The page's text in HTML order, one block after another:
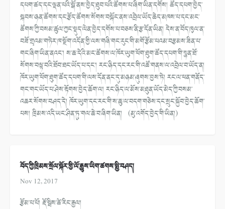
དཔག་ཚད་དང་ལྡན་པའི་སྒོ་ནས་བྱེད་ཐུབ་པའི་ཚོགས་པ་ཞིག་ཡིན་དགོས། ཚོད་དཔག་བྱེད་
སྐབས་ཉན་ཚོགས་དང་རྩོད་ཚོགས་སོགས་བསྐོང་ནས་འབྲེལ་ཡོད་ཆེད་མཁས་པ་དང་མང་
ཚོགས་ཀྱི་བསམ་ཚུལ་ཀྱང་སྡུད་ལེན་བྱེད་དགོས་པ་བཅས་ནི་རྩ་དོན་ཡིན། དེས་ན་བོད་ཁུལ་ན་
བཟོ་གྲྭའམ་གཏེར་ཁ་སྔོག་འདོན་གྱི་ལས་གཞི་གང་རུང་གི་མགོ་རྩོམ་པའམ་བརྩམས་ཟིན་པ་
གང་ཞིག་ཡིན་ནའང་། ས་ཆ་དེའི་མང་ཚོགས་ལ་ཁོར་ཡུག་ཕོག་ཐུག་ཚོད་དཔག་གི་སྙན་ཐོ་
སོགས་བལྟ་བའི་ཐོབ་ཐང་ཡོད་པ་དང་། རང་ཉིད་དང་རང་གི་འཚོ་གནས་ལ་འབྲེལ་བ་ཡོད་ན།
ཁོར་ཡུག་ཕོག་ཐུག་ཚོད་དཔག་གི་ལས་དོན་ནང་དུ་མཉམ་ཞུགས་བྱས་ཏེ། རང་ལ་ཕན་གནོད་
གང་གང་ཡོད་པ་ཤེས་རྟོགས་བྱེད་ཆོག་ལ། རང་ཉིད་ལ་མོས་མཐུན་ཡོད་མེད་ཀྱི་བསམ་
འཆར་སོགས་བཤད་དེ། ཁོར་ཡུག་དང་རང་གི་ས་ཆུ་ལ་བདག་གཅེས་དང་སྲུང་སྐྱོབ་བྱེད་ཆོག་
པས། ཁྲིམས་འདི་ཡང་ཤིན་ཏུ་གལ་ཆེ་བ་ཞིག་ཡིན། (མུ་འགོད་བྱེད་གི་ཡིན།)
བོད་ཀྱི་ཁྲིམས་སྲོལ་སྐོར་གྱི་ལོ་རྒྱུས་ཡིག་ཚགས་སྤྱི་བཤད།
Nov 12, 2017
རྩོམ་པ་པོ། རྡོ་སྦིས་ཚེ་རིང་རྒྱལ།